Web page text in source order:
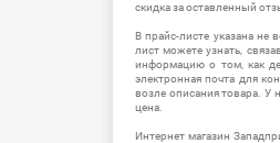
скидка за оставленный
В прайс-листе указана
лист можете узнать,
информацию о том, как
электронная почта для
возле описания товара. У
цена.
Интернет магазин